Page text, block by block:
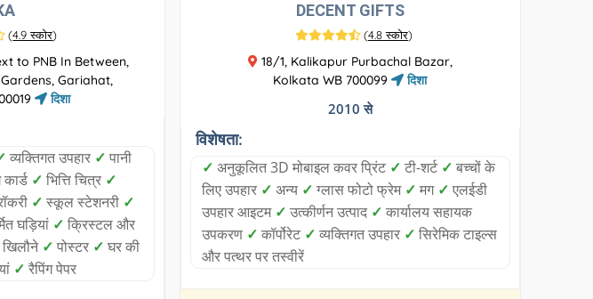
(4.9 स्कोर)
to PNB In Between,
Gariahat,
दिशा
व्यक्तिगत उपहार ✓ पानी
कार्ड ✓ भित्ति चित्र ✓
✓ स्कूल स्टेशनरी ✓
घड़ियां ✓ क्रिस्टल और
खिलौने ✓ पोस्टर ✓ घर की
✓ रैपिंग पेपर
DECENT GIFTS
(4.8 स्कोर)
18/1, Kalikapur Purbachal Bazar,
Kolkata WB 700099
दिशा
2010 से
विशेषता:
✓ अनुकूलित 3D मोबाइल कवर प्रिंट ✓ टी-शर्ट ✓ बच्चों के
लिए उपहार ✓ अन्य ✓ ग्लास फोटो फ्रेम ✓ मग ✓ एलईडी
उपहार आइटम ✓ उत्कीर्णन उत्पाद ✓ कार्यालय सहायक
उपकरण ✓ कॉर्पोरेट ✓ व्यक्तिगत उपहार ✓ सिरेमिक टाइल्स
और पत्थर पर तस्वीरें